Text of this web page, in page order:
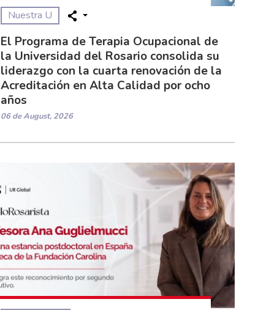
Nuestra U
El Programa de Terapia Ocupacional de
la Universidad del Rosario consolida su
liderazgo con la cuarta renovación de la
Acreditación en Alta Calidad por ocho
años
06 de August, 2026